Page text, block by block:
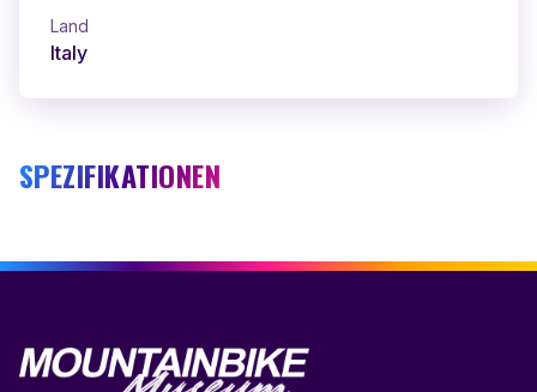
Land
Italy
SPEZIFIKATIONEN